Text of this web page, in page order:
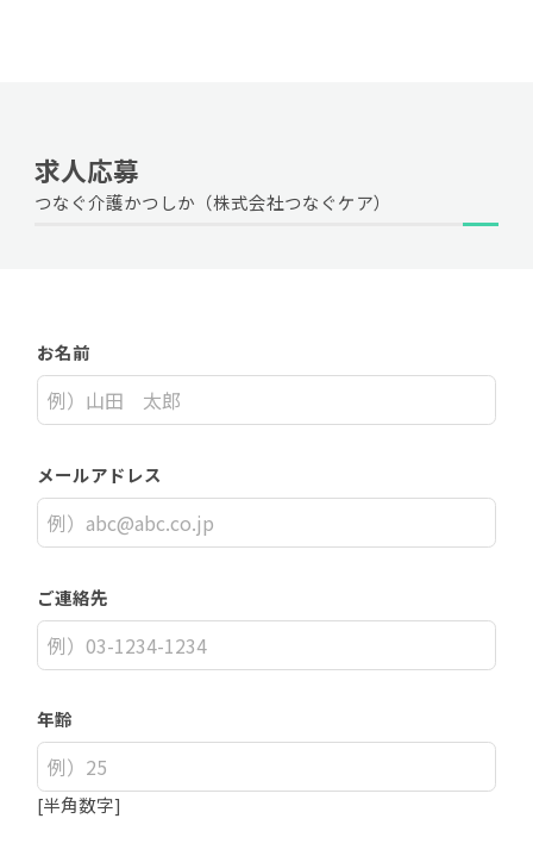
求人応募
つなぐ介護かつしか（株式会社つなぐケア）
お名前
メールアドレス
ご連絡先
年齢
[半角数字]